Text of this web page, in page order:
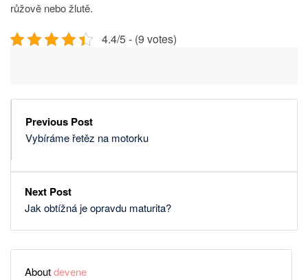
růžově nebo žlutě.
4.4/5 - (9 votes)
Previous Post
Vybíráme řetěz na motorku
Next Post
Jak obtížná je opravdu maturita?
Aboutdevene